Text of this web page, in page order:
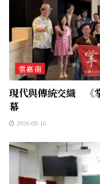
雲嘉南
現代與傳統交織 《
幕
2026-05-16